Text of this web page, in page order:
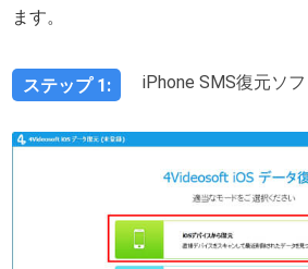
ます。
ステップ 1: iPhone SMS復元ソ